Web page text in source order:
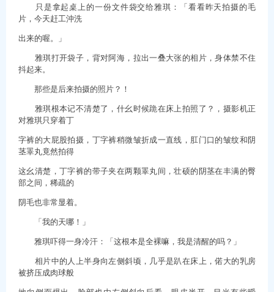
只是拿起桌上的一份文件袋交给雅琪：「看看昨天拍摄的毛
片，今天赶工沖洗
出来的喔。」
雅琪打开袋子，背对阿海，拉出一叠大张的相片，身体禁不住
抖起来。
那些是后来拍摄的照片？！
雅琪根本记不清楚了，什幺时候跪在床上拍照了？，摄影机正
对雅琪只穿着丁
字裤的大屁股拍摄，丁字裤稍微皱折成一直线，肛门口的皱纹和阴
茎睪丸竟然拍得
这幺清楚，丁字裤的带子夹在两颗睪丸间，壮硕的阴茎在丰满的臀
部之间，稀疏的
阴毛也非常显着。
「我的天哪！」
雅琪吓得一身冷汗：「这根本是全裸嘛，我是清醒的吗？」
相片中的人上半身向左侧斜顷，几乎是趴在床上，偌大的乳房
被挤压成肉球般